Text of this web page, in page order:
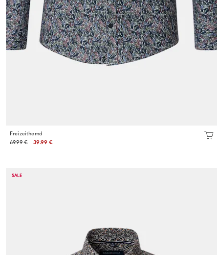
Freizeithemd
69.99 €
39.99 €
SALE